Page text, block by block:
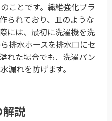
ことです。繊維強化プラ
られており、皿のような
には、最初に洗濯機を洗
排水ホースを排水口にセ
れた場合でも、洗濯パン
漏れを防げます。
解説